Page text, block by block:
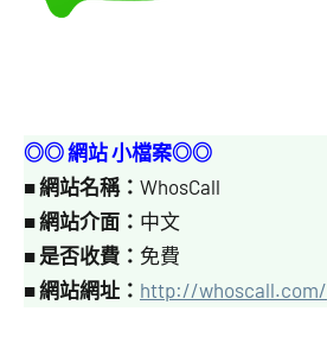
◎◎ 網站 小檔案◎◎
■網站名稱： WhosCall
■網站介面： 中文
■ 是否收費： 免費
■網站網址： http://whoscall.com/